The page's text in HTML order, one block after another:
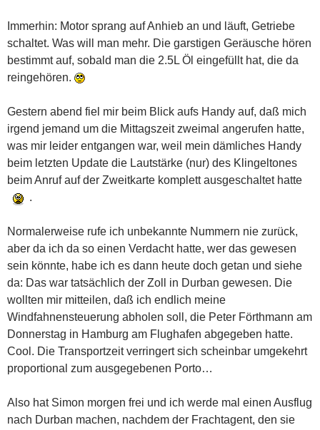
Immerhin: Motor sprang auf Anhieb an und läuft, Getriebe
schaltet. Was will man mehr. Die garstigen Geräusche hören
bestimmt auf, sobald man die 2.5L Öl eingefüllt hat, die da
reingehören.
Gestern abend fiel mir beim Blick aufs Handy auf, daß mich
irgend jemand um die Mittagszeit zweimal angerufen hatte,
was mir leider entgangen war, weil mein dämliches Handy
beim letzten Update die Lautstärke (nur) des Klingeltones
beim Anruf auf der Zweitkarte komplett ausgeschaltet hatte
.
Normalerweise rufe ich unbekannte Nummern nie zurück,
aber da ich da so einen Verdacht hatte, wer das gewesen
sein könnte, habe ich es dann heute doch getan und siehe
da: Das war tatsächlich der Zoll in Durban gewesen. Die
wollten mir mitteilen, daß ich endlich meine
Windfahnensteuerung abholen soll, die Peter Förthmann am
Donnerstag in Hamburg am Flughafen abgegeben hatte.
Cool. Die Transportzeit verringert sich scheinbar umgekehrt
proportional zum ausgegebenen Porto…
Also hat Simon morgen frei und ich werde mal einen Ausflug
nach Durban machen, nachdem der Frachtagent, den sie